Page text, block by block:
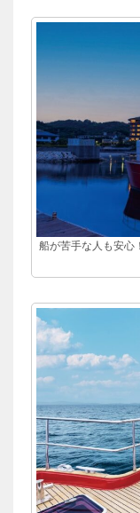
船が苦手な人も安心